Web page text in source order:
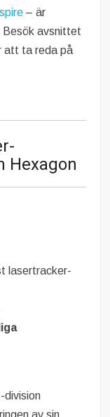
– är
Besök avsnittet
att ta reda på
Hexagon
division
av sin